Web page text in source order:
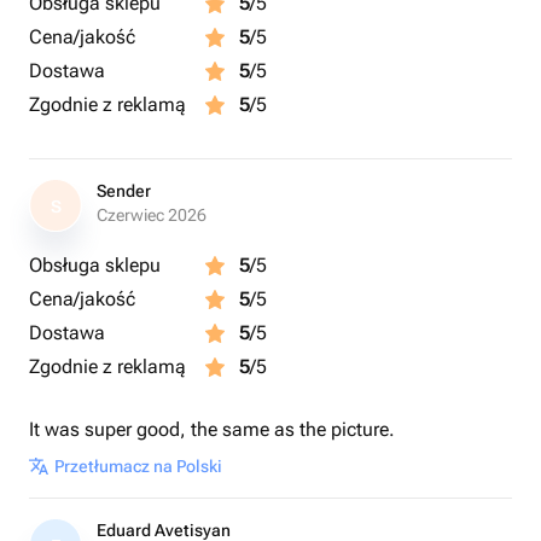
голубики, 4 шоколадных сердечка
Cena/jakość
5/5
Dostawa
5/5
Zgodnie z reklamą
5/5
S
Sender
Czerwiec 2026
Obsługa sklepu 5/5
Cena/jakość
5/5
Dostawa
5/5
Zgodnie z reklamą
5/5
It was super good, the same as the picture.
Przetłumacz na Polski
Eduard Avetisyan